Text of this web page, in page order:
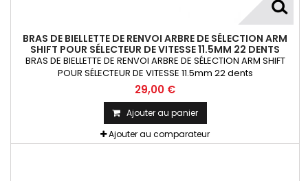
BRAS DE BIELLETTE DE RENVOI ARBRE DE SÉLECTION ARM
SHIFT POUR SÉLECTEUR DE VITESSE 11.5MM 22 DENTS
BRAS DE BIELLETTE DE RENVOI ARBRE DE SÉLECTION ARM SHIFT
POUR SÉLECTEUR DE VITESSE 11.5mm 22 dents
29,00 €
Ajouter au panier
Ajouter au comparateur